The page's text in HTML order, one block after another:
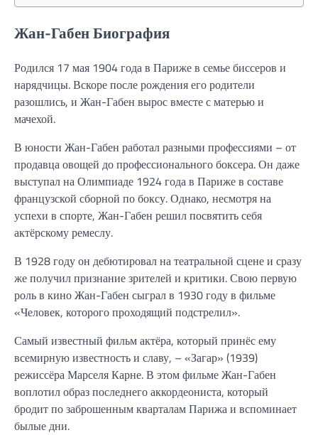
Жан-Габен Биография
Родился 17 мая 1904 года в Париже в семье биссеров и
нарядчицы. Вскоре после рождения его родители
разошлись, и Жан-Габен вырос вместе с матерью и
мачехой.
В юности Жан-Габен работал разными профессиями – от
продавца овощей до профессионального боксера. Он даже
выступал на Олимпиаде 1924 года в Париже в составе
французской сборной по боксу. Однако, несмотря на
успехи в спорте, Жан-Габен решил посвятить себя
актёрскому ремеслу.
В 1928 году он дебютировал на театральной сцене и сразу
же получил признание зрителей и критики. Свою первую
роль в кино Жан-Габен сыграл в 1930 году в фильме
«Человек, которого проходящий подстрелил».
Самый известный фильм актёра, который принёс ему
всемирную известность и славу, – «Загар» (1939)
режиссёра Марселя Карне. В этом фильме Жан-Габен
воплотил образ последнего аккордеониста, который
бродит по заброшенным кварталам Парижа и вспоминает
былые дни.